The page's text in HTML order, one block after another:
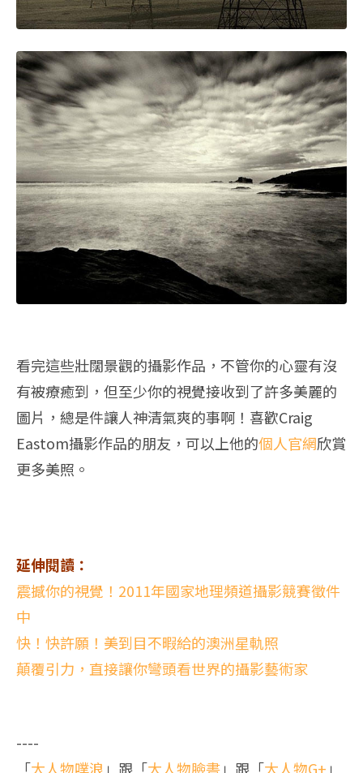
看完這些壯闊景觀的攝影作品，不管你的心靈有沒
有被療癒到，但至少你的視覺接收到了許多美麗的
圖片，總是件讓人神清氣爽的事啊！喜歡Craig
Eastom攝影作品的朋友，可以上他的個人官網欣賞
更多美照。
延伸閱讀：
震撼你的視覺！2011年國家地理頻道攝影競賽徵件
中
快！快許願！美到目不暇給的澳洲星軌照
顛覆引力，直接讓你彎頭看世界的攝影藝術家
----
「大人物噗浪」跟「大人物臉書」跟「大人物G+」